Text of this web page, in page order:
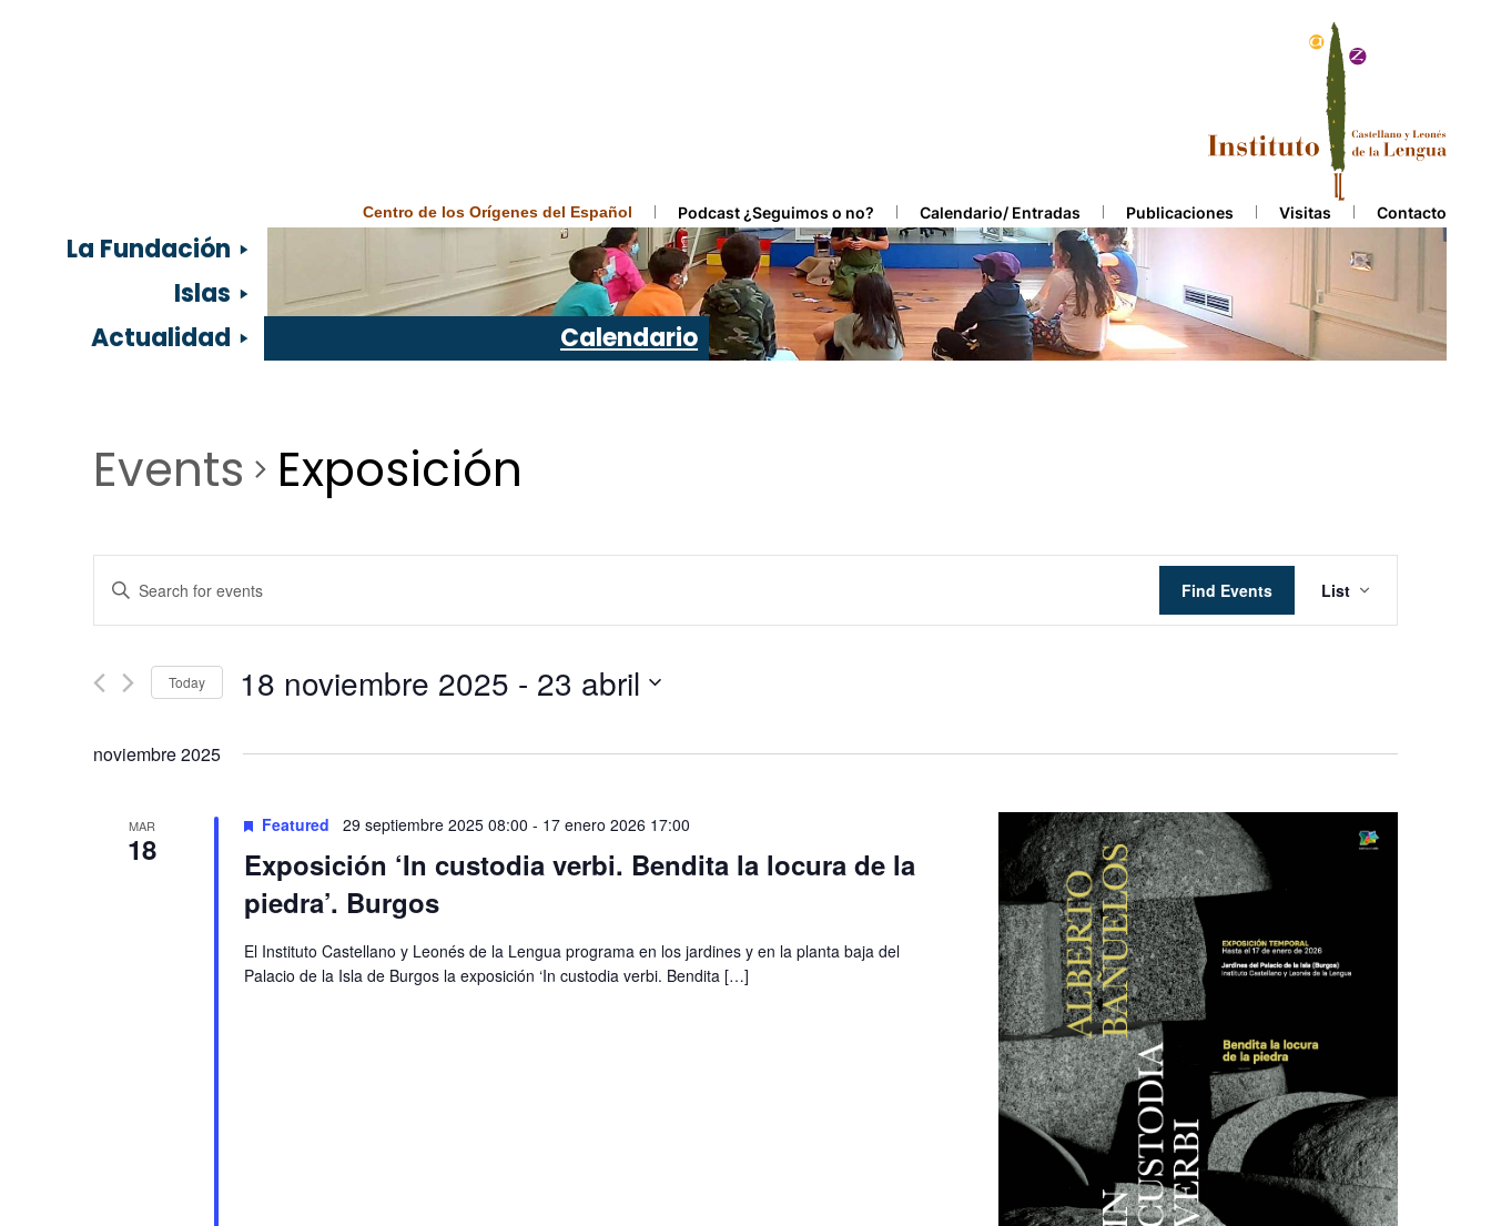
Centro de los Orígenes del Español Podcast ¿Seguimos o no? Calendario/ Entradas Publicaciones Visitas Contacto
La Fundación
Islas
Actualidad
Calendario
Events Exposición
Events
Search
and
Views
Navigation
Enter
Keyword.
Search
Events
Find Events
Views
Navigation
List
Today 18 noviembre 2025 - 23 abril
noviembre 2025
MAR
18
Featured 29 septiembre 2025 08:00 - 17 enero 2026 17:00
Exposición ‘In custodia verbi. Bendita la locura de la
piedra’. Burgos
El Instituto Castellano y Leonés de la Lengua programa en los jardines y en la planta baja del
Palacio de la Isla de Burgos la exposición ‘In custodia verbi. Bendita […]